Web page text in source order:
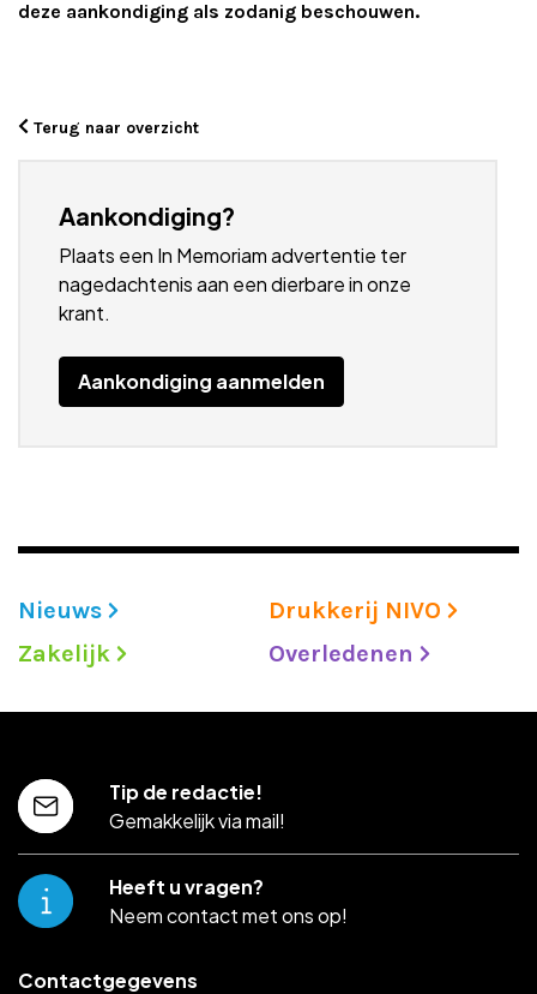
deze aankondiging als zodanig beschouwen.
Terug naar overzicht
Aankondiging?
Plaats een In Memoriam advertentie ter
nagedachtenis aan een dierbare in onze
krant.
Aankondiging aanmelden
Nieuws
Drukkerij NIVO
Zakelijk
Overledenen
Contactgegevens
Tip de redactie!
Gemakkelijk via mail!
Heeft u vragen?
Neem contact met ons op!